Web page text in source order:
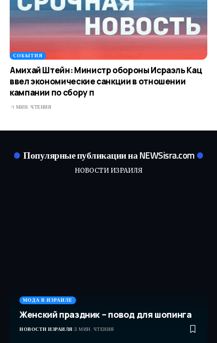
СОБЫТИЯ
Амихай Штейн: Министр обороны Исраэль Кац
ввел экономические санкции в отношении
кампании по сбору п
1 МИН. ЧТЕНИЯ
Популярные публикации на NEWSisra.com
НОВОСТИ ИЗРАИЛЯ
МОДА В ИЗРАИЛЕ
Женский праздник – повод для шопинга
НОВОСТИ ИЗРАИЛЯ 3 МИН. ЧТЕНИЯ